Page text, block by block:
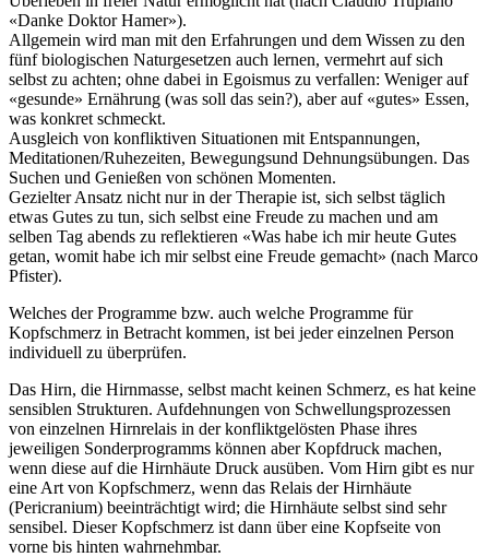
«Danke Doktor Hamer»).
Allgemein wird man mit den Erfahrungen und dem Wissen zu den
fünf biologischen Naturgesetzen auch lernen, vermehrt auf sich
selbst zu achten; ohne dabei in Egoismus zu verfallen: Weniger auf
«gesunde» Ernährung (was soll das sein?), aber auf «gutes» Essen,
was konkret schmeckt.
Ausgleich von konfliktiven Situationen mit Entspannungen,
Meditationen/Ruhezeiten, Bewegungsund Dehnungsübungen. Das
Suchen und Genießen von schönen Momenten.
Gezielter Ansatz nicht nur in der Therapie ist, sich selbst täglich
etwas Gutes zu tun, sich selbst eine Freude zu machen und am
selben Tag abends zu reflektieren «Was habe ich mir heute Gutes
getan, womit habe ich mir selbst eine Freude gemacht» (nach Marco
Pfister).
Welches der Programme bzw. auch welche Programme für
Kopfschmerz in Betracht kommen, ist bei jeder einzelnen Person
individuell zu überprüfen.
Das Hirn, die Hirnmasse, selbst macht keinen Schmerz, es hat keine
sensiblen Strukturen. Aufdehnungen von Schwellungsprozessen
von einzelnen Hirnrelais in der konfliktgelösten Phase ihres
jeweiligen Sonderprogramms können aber Kopfdruck machen,
wenn diese auf die Hirnhäute Druck ausüben. Vom Hirn gibt es nur
eine Art von Kopfschmerz, wenn das Relais der Hirnhäute
(Pericranium) beeinträchtigt wird; die Hirnhäute selbst sind sehr
sensibel. Dieser Kopfschmerz ist dann über eine Kopfseite von
vorne bis hinten wahrnehmbar.